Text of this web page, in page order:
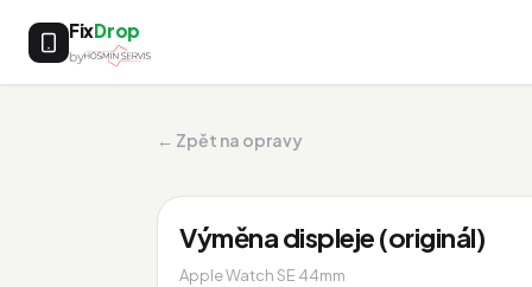
FixDrop
by
← Zpět na opravy
Výměna displeje (originál)
Apple Watch SE 44mm